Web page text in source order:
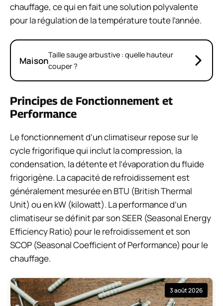
chauffage, ce qui en fait une solution polyvalente
pour la régulation de la température toute l’année.
MaisonTaille sauge arbustive : quelle hauteur
couper ?
Principes de Fonctionnement et
Performance
Le fonctionnement d’un climatiseur repose sur le
cycle frigorifique qui inclut la compression, la
condensation, la détente et l’évaporation du fluide
frigorigène. La capacité de refroidissement est
généralement mesurée en BTU (British Thermal
Unit) ou en kW (kilowatt). La performance d’un
climatiseur se définit par son SEER (Seasonal Energy
Efficiency Ratio) pour le refroidissement et son
SCOP (Seasonal Coefficient of Performance) pour le
chauffage.
3 août 2026